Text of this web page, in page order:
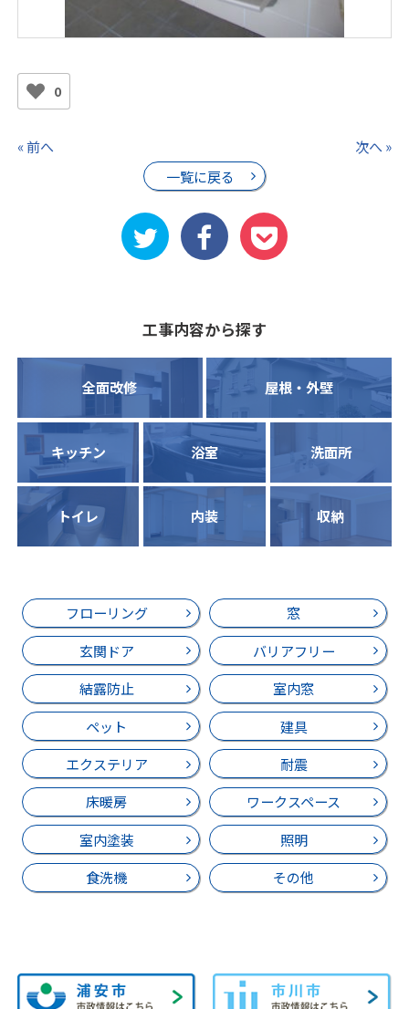
0
« 前へ
一覧に戻る
次へ »
工事内容から探す
全面改修 屋根・外壁
キッチン 浴室 洗面所
トイレ 内装 収納
フローリング
窓
玄関ドア
バリアフリー
結露防止
室内窓
ペット
建具
エクステリア
耐震
床暖房
ワークスペース
室内塗装
照明
食洗機
その他